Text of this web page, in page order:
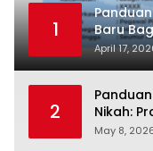
1
Baru
April 17,
2
Nikah:
May 8,